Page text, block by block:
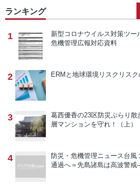
ランキング
1 新型コロナウイルス対策ツー
危機管理広報対応資料
2 ERMと地球環境リスク リス
3 葛西優香の23区防災ぶらり散
層マンションを守れ！（上）
4 防災・危機管理ニュース台風
通過へ＝先島諸島は高波警